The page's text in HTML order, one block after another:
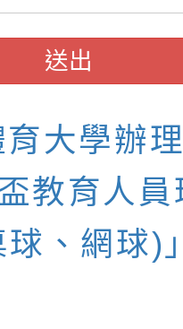
送出
大學辦
教育人
、網球)